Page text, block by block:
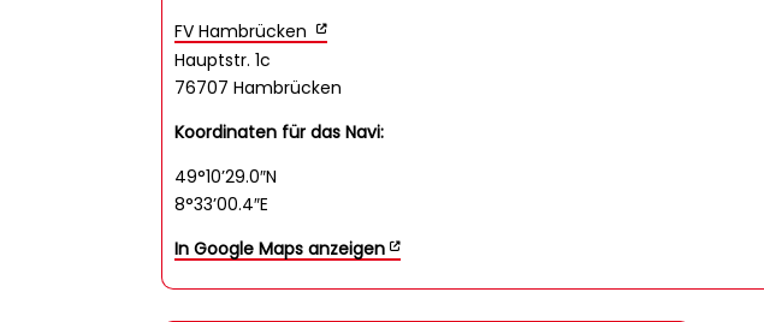
FV Hambrücken
Hauptstr. 1c
76707 Hambrücken
Koordinaten für das Navi:
49°10’29.0″N
8°33’00.4″E
In Google Maps anzeigen